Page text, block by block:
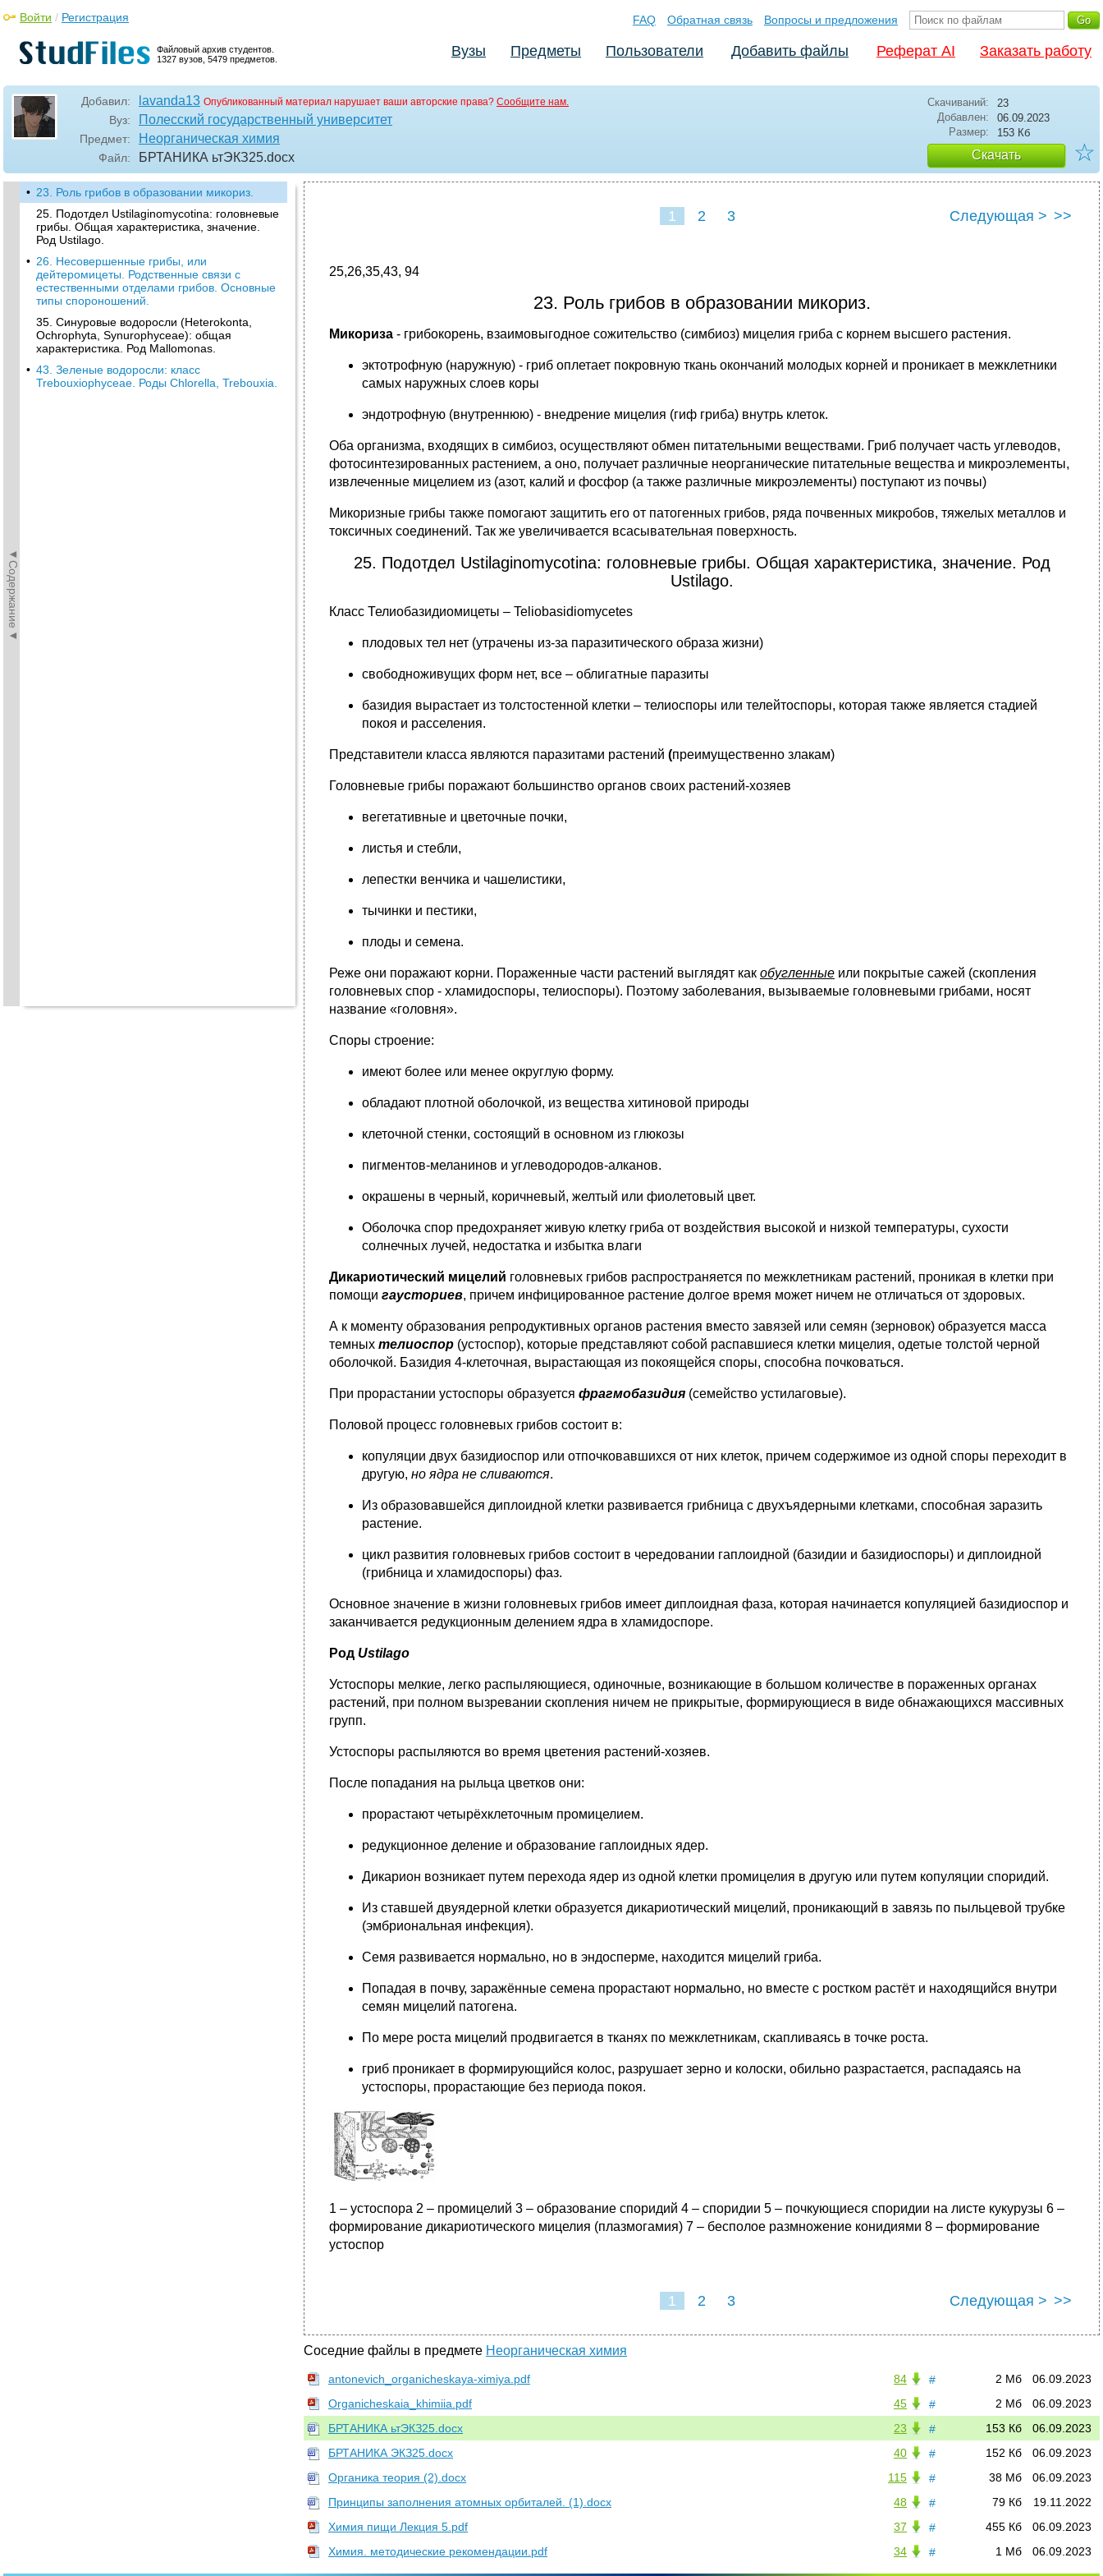
Файловый архив студентов.
1327 вузов, 5479 предметов.
Войти / Регистрация FAQ Обратная связь Вопросы и предложения
Вузы Предметы Пользователи Добавить файлы Реферат AI Заказать работу
Добавил: lavanda13 Опубликованный материал нарушает ваши авторские права? Сообщите нам.
Вуз: Полесский государственный университет
Предмет: Неорганическая химия
Файл: БРТАНИКА ьтЭКЗ25.docx
Скачиваний:
23
Добавлен:
06.09.2023
Размер:
153 Кб
Скачать ☆
◄Содержание◄
• 23. Роль грибов в образовании микориз.
25. Подотдел Ustilaginomycotina: головневые
грибы. Общая характеристика, значение.
Род Ustilago.
• 26. Несовершенные грибы, или
дейтеромицеты. Родственные связи с
естественными отделами грибов. Основные
типы спороношений.
35. Синуровые водоросли (Heterokonta,
Ochrophyta, Synurophyceae): общая
характеристика. Род Mallomonas.
• 43. Зеленые водоросли: класс
Trebouxiophyceae. Роды Chlorella, Trebouxia.
1 2 3 Следующая > >>
25,26,35,43, 94
23. Роль грибов в образовании микориз.
Микориза - грибокорень, взаимовыгодное сожительство (симбиоз) мицелия гриба с корнем высшего растения.
эктотрофную (наружную) - гриб оплетает покровную ткань окончаний молодых корней и проникает в межклетники
самых наружных слоев коры
эндотрофную (внутреннюю) - внедрение мицелия (гиф гриба) внутрь клеток.
Оба организма, входящих в симбиоз, осуществляют обмен питательными веществами. Гриб получает часть углеводов,
фотосинтезированных растением, а оно, получает различные неорганические питательные вещества и микроэлементы,
извлеченные мицелием из (азот, калий и фосфор (а также различные микроэлементы) поступают из почвы)
Микоризные грибы также помогают защитить его от патогенных грибов, ряда почвенных микробов, тяжелых металлов и
токсичных соединений. Так же увеличивается всасывательная поверхность.
25. Подотдел Ustilaginomycotina: головневые грибы. Общая характеристика, значение. Род
Ustilago.
Класс Телиобазидиомицеты – Teliobasidiomycetes
плодовых тел нет (утрачены из-за паразитического образа жизни)
свободноживущих форм нет, все – облигатные паразиты
базидия вырастает из толстостенной клетки – телиоспоры или телейтоспоры, которая также является стадией
покоя и расселения.
Представители класса являются паразитами растений (преимущественно злакам)
Головневые грибы поражают большинство органов своих растений-хозяев
вегетативные и цветочные почки,
листья и стебли,
лепестки венчика и чашелистики,
тычинки и пестики,
плоды и семена.
Реже они поражают корни. Пораженные части растений выглядят как обугленные или покрытые сажей (скопления
головневых спор - хламидоспоры, телиоспоры). Поэтому заболевания, вызываемые головневыми грибами, носят
название «головня».
Споры строение:
имеют более или менее округлую форму.
обладают плотной оболочкой, из вещества хитиновой природы
клеточной стенки, состоящий в основном из глюкозы
пигментов-меланинов и углеводородов-алканов.
окрашены в черный, коричневый, желтый или фиолетовый цвет.
Оболочка спор предохраняет живую клетку гриба от воздействия высокой и низкой температуры, сухости
солнечных лучей, недостатка и избытка влаги
Дикариотический мицелий головневых грибов распространяется по межклетникам растений, проникая в клетки при
помощи гаусториев, причем инфицированное растение долгое время может ничем не отличаться от здоровых.
А к моменту образования репродуктивных органов растения вместо завязей или семян (зерновок) образуется масса
темных телиоспор (устоспор), которые представляют собой распавшиеся клетки мицелия, одетые толстой черной
оболочкой. Базидия 4-клеточная, вырастающая из покоящейся споры, способнa почковаться.
При прорастании устоспоры образуется фрагмобазидия (семейство устилаговые).
Половой процесс головневых грибов состоит в:
копуляции двух базидиоспор или отпочковавшихся от них клеток, причем содержимое из одной споры переходит в
другую, но ядра не сливаются.
Из образовавшейся диплоидной клетки развивается грибница с двухъядерными клетками, способная заразить
растение.
цикл развития головневых грибов состоит в чередовании гаплоидной (базидии и базидиоспоры) и диплоидной
(грибница и хламидоспоры) фаз.
Основное значение в жизни головневых грибов имеет диплоидная фаза, которая начинается копуляцией базидиоспор и
заканчивается редукционным делением ядра в хламидоспоре.
Род Ustilago
Устоспоры мелкие, легко распыляющиеся, одиночные, возникающие в большом количестве в пораженных органах
растений, при полном вызревании скопления ничем не прикрытые, формирующиеся в виде обнажающихся массивных
групп.
Устоспоры распыляются во время цветения растений-хозяев.
После попадания на рыльца цветков они:
прорастают четырёхклеточным промицелием.
редукционное деление и образование гаплоидных ядер.
Дикарион возникает путем перехода ядер из одной клетки промицелия в другую или путем копуляции споридий.
Из ставшей двуядерной клетки образуется дикариотический мицелий, проникающий в завязь по пыльцевой трубке
(эмбриональная инфекция).
Семя развивается нормально, но в эндосперме, находится мицелий гриба.
Попадая в почву, заражённые семена прорастают нормально, но вместе с ростком растёт и находящийся внутри
семян мицелий патогена.
По мере роста мицелий продвигается в тканях по межклетникам, скапливаясь в точке роста.
гриб проникает в формирующийся колос, разрушает зерно и колоски, обильно разрастается, распадаясь на
устоспоры, прорастающие без периода покоя.
1 – устоспора 2 – промицелий 3 – образование споридий 4 – споридии 5 – почкующиеся споридии на листе кукурузы 6 –
формирование дикариотического мицелия (плазмогамия) 7 – бесполое размножение конидиями 8 – формирование
устоспор
1 2 3 Следующая > >>
Соседние файлы в предмете Неорганическая химия
# 06.09.2023
2 Мб
84
antonevich_organicheskaya-ximiya.pdf
#
06.09.2023
2 Мб
45
Organicheskaia_khimiia.pdf
#
06.09.2023
153 Кб
23
БРТАНИКА ьтЭКЗ25.docx
#
06.09.2023
152 Кб
40
БРТАНИКА ЭКЗ25.docx
#
06.09.2023
38 Мб
115
Органика теория (2).docx
#
19.11.2022
79 Кб
48
Принципы заполнения атомных орбиталей. (1).docx
#
06.09.2023
455 Кб
37
Химия пищи Лекция 5.pdf
#
06.09.2023
1 Мб
34
Химия. методические рекомендации.pdf